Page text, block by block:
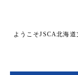
ようこそJSCA北海